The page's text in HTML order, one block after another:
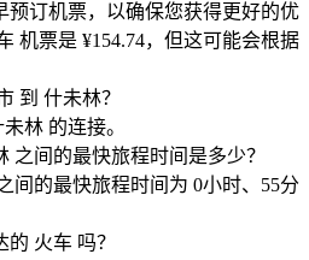
预订机票，以确保您获得更好的优
机票是 ¥154.74，但这可能会根据
到 什未林？
林 的连接。
之间的最快旅程时间是多少？
间的最快旅程时间为 0小时、55分
火车 吗？